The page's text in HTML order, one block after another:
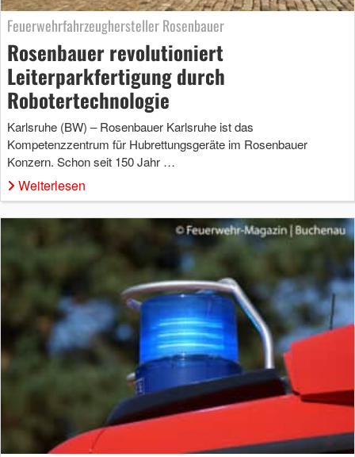
Feuerwehrfahrzeughersteller Rosenbauer
Rosenbauer revolutioniert
Leiterparkfertigung durch
Robotertechnologie
Karlsruhe (BW) – Rosenbauer Karlsruhe ist das
Kompetenzzentrum für Hubrettungsgeräte im Rosenbauer
Konzern. Schon seit 150 Jahr …
Weiterlesen